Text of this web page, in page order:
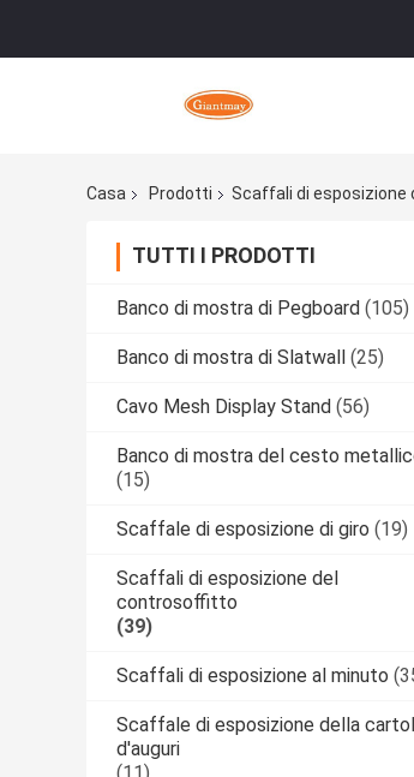
Casa Prodotti Scaffali di
TUTTI I PRODOTTI
Banco di mostra di Pegboard (105)
Banco di mostra di Slatwall (25)
Cavo Mesh Display Stand (56)
Banco di mostra del cesto
(15)
Scaffale di esposizione di giro (19)
Scaffali di esposizione del
controsoffitto
(39)
Scaffali di esposizione al minuto
Scaffale di esposizione della
d'auguri